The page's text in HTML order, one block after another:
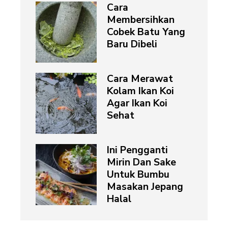
Cara
Membersihkan
Cobek Batu Yang
Baru Dibeli
Cara Merawat
Kolam Ikan Koi
Agar Ikan Koi
Sehat
Ini Pengganti
Mirin Dan Sake
Untuk Bumbu
Masakan Jepang
Halal